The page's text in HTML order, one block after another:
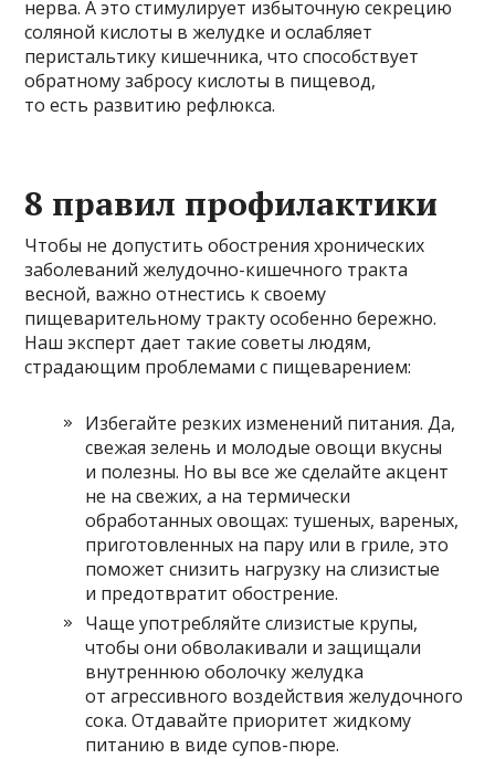
нерва. А это стимулирует избыточную секрецию
соляной кислоты в желудке и ослабляет
перистальтику кишечника, что способствует
обратному забросу кислоты в пищевод,
то есть развитию рефлюкса.
8 правил профилактики
Чтобы не допустить обострения хронических
заболеваний желудочно-кишечного тракта
весной, важно отнестись к своему
пищеварительному тракту особенно бережно.
Наш эксперт дает такие советы людям,
страдающим проблемами с пищеварением:
Избегайте резких изменений питания. Да,
свежая зелень и молодые овощи вкусны
и полезны. Но вы все же сделайте акцент
не на свежих, а на термически
обработанных овощах: тушеных, вареных,
приготовленных на пару или в гриле, это
поможет снизить нагрузку на слизистые
и предотвратит обострение.
Чаще употребляйте слизистые крупы,
чтобы они обволакивали и защищали
внутреннюю оболочку желудка
от агрессивного воздействия желудочного
сока. Отдавайте приоритет жидкому
питанию в виде супов-пюре.